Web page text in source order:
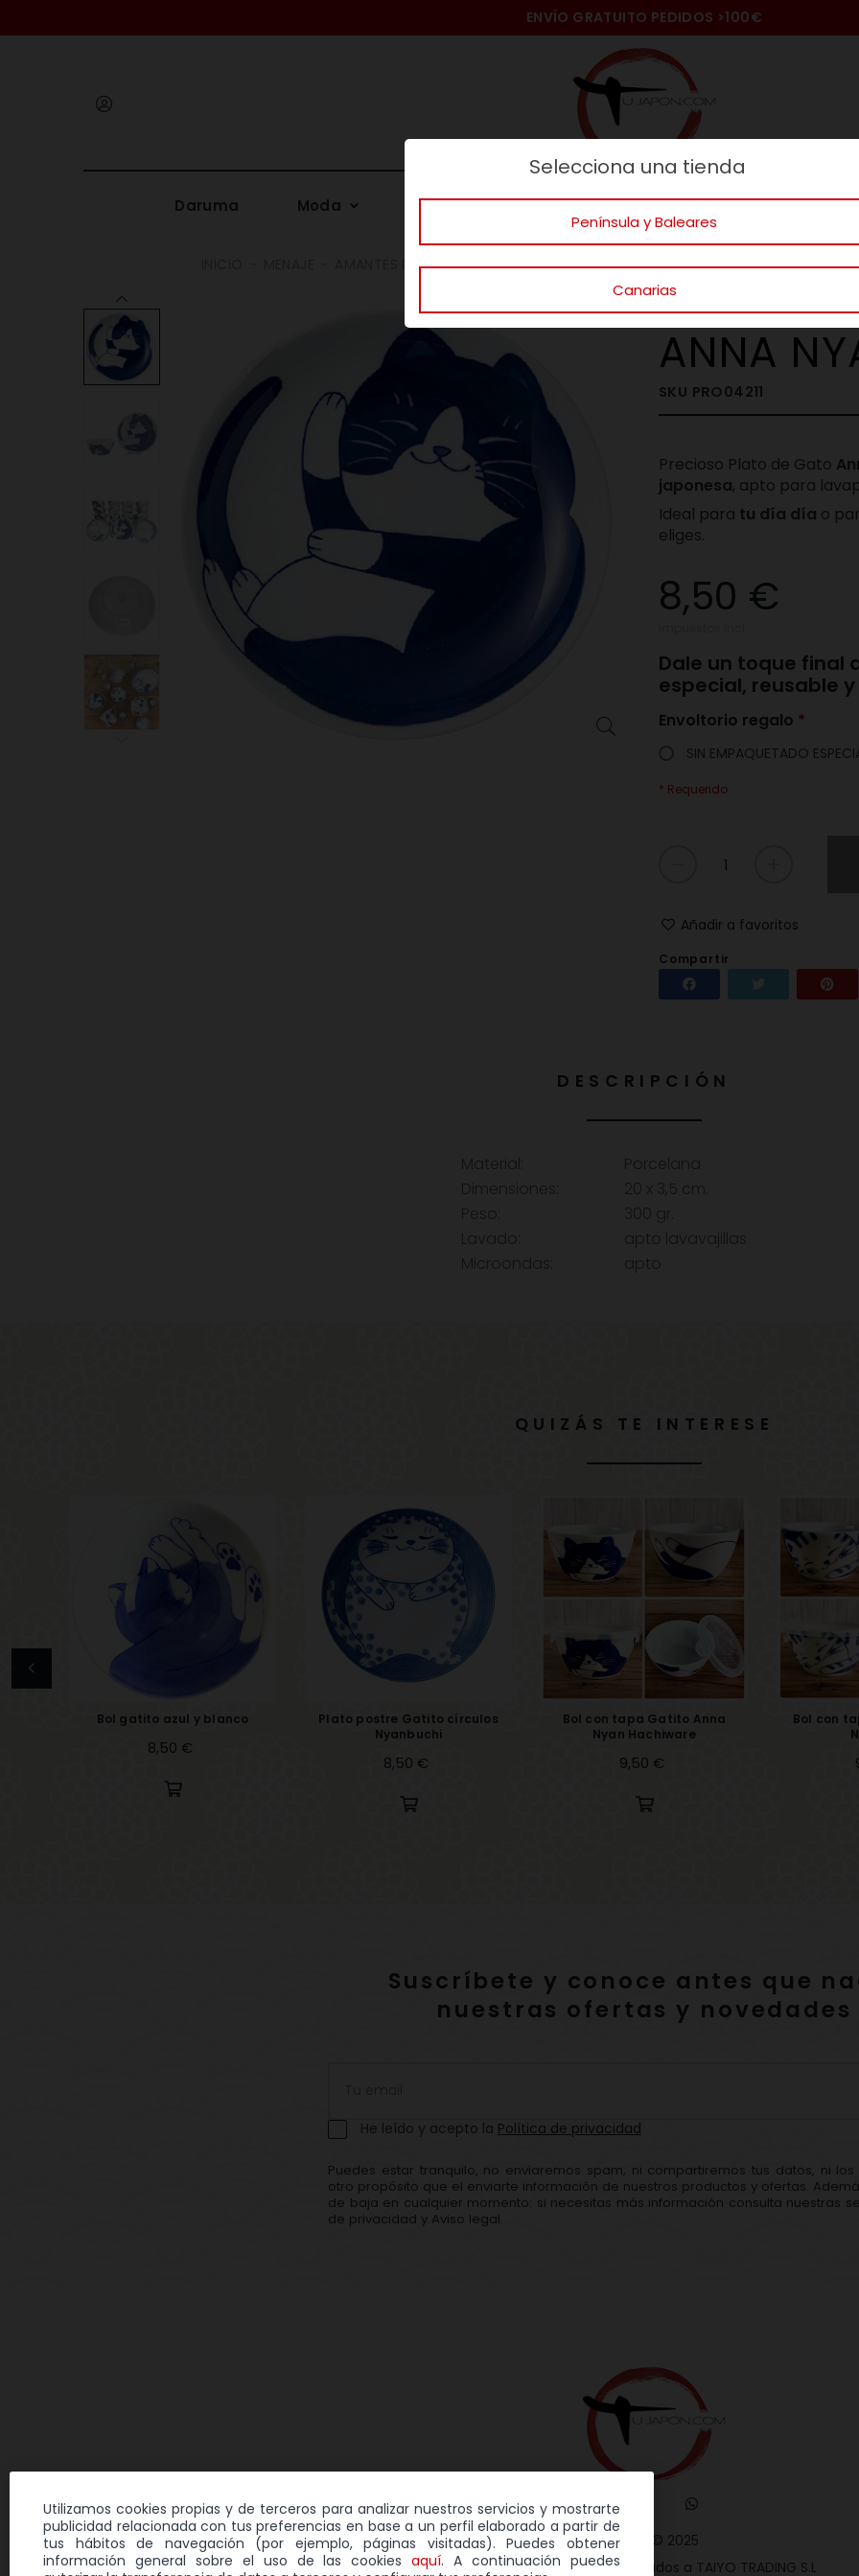
Selecciona una tienda
Península y Baleares
Canarias
ENVÍO GRATUITO PEDIDOS >100€
Iniciar
Daruma Moda Menaje IDEAS REGALOS Gato
AMANTES DE LA BUENA MESA VAJILLA JAPONESA PLATOS PLATO
PLATO
ANNA
SKU PRO04211
Precioso Plato de Gato
japonesa, apto para
Ideal para tu día día o
eliges.
8,50 €
Dale un toque final
especial, reusable
Envoltorio regalo
SIN EMPAQUETADO
* Requerido
Añadir a favoritos
Compartir
Compartir Tuitear
DESCRIPCIÓN
QUIZÁS TE INTERESE
Bol gatito azul y blanco
Precio
8,50 €
Plato postre Gatito círculos
Nyanbuchi
Precio
8,50 €
Bol con tapa Gatito Anna
Nyan Hachiware
Precio
9,50 €
Bol con
Suscríbete y conoce antes que
nuestras ofertas y novedades
Puedes estar tranquilo, no enviaremos spam, ni compartiremos tus datos, ni
otro propósito que el enviarte información de nuestros productos y ofertas.
de baja en cualquier momento: si necesitas más información consulta nuestras
de privacidad y Aviso legal.
He leído y acepto la Política de privacidad
TuJapón © 2025
Todos los derechos reservados a TAIYO TRADING S.L
Utilizamos cookies propias y de terceros para analizar nuestros servicios y mostrarte
publicidad relacionada con tus preferencias en base a un perfil elaborado a partir de
tus hábitos de navegación (por ejemplo, páginas visitadas). Puedes obtener
información general sobre el uso de las cookiesaquí. A continuación puedes